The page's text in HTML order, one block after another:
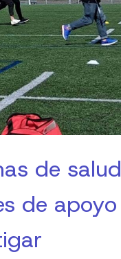
de salud
de apoyo